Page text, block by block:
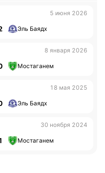
5 июня 2026
Эль Баядх
8 января 2026
Мостаганем
18 мая 2025
Эль Баядх
30 ноября 2024
Мостаганем